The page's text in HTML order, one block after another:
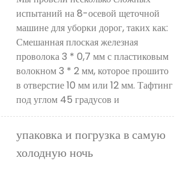
испытаний на 8-осевой щеточной
машине для уборки дорог, таких как:
Смешанная плоская железная
проволока 3 * 0,7 мм с пластиковым
волокном 3 * 2 мм, которое прошито
в отверстие 10 мм или 12 мм. Тафтинг
под углом 45 градусов и
упаковка и погрузка в самую
холодную ночь